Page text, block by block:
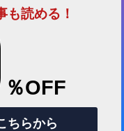
読める！
％OFF
ちらから